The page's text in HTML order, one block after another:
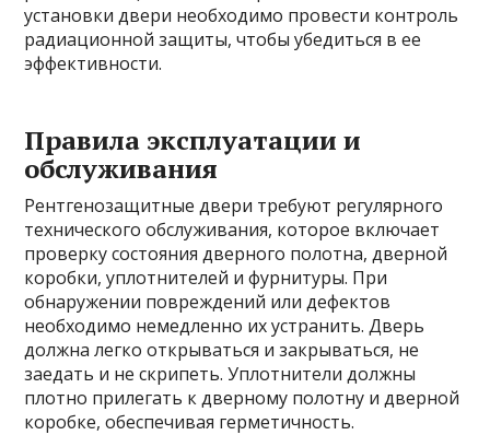
установки двери необходимо провести контроль
радиационной защиты, чтобы убедиться в ее
эффективности.
Правила эксплуатации и
обслуживания
Рентгенозащитные двери требуют регулярного
технического обслуживания, которое включает
проверку состояния дверного полотна, дверной
коробки, уплотнителей и фурнитуры. При
обнаружении повреждений или дефектов
необходимо немедленно их устранить. Дверь
должна легко открываться и закрываться, не
заедать и не скрипеть. Уплотнители должны
плотно прилегать к дверному полотну и дверной
коробке, обеспечивая герметичность.